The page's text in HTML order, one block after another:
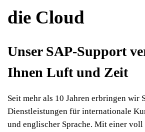
die Cloud
Unser SAP-Support
Ihnen Luft und Zeit
Seit mehr als 10 Jahren erbringen wir
Dienstleistungen für internationale
und englischer Sprache. Mit einer voll